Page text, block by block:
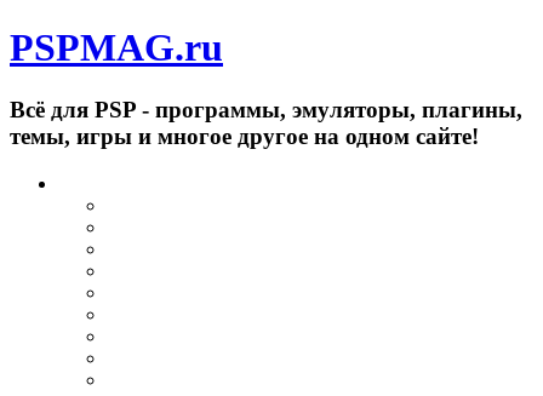
PSPMAG.ru
Всё для PSP - программы, эмуляторы, плагины,
темы, игры и многое другое на одном сайте!